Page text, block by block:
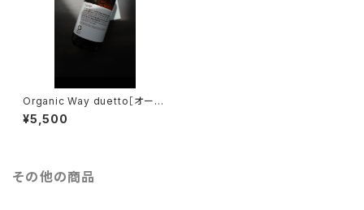
Organic Way duetto［オーガ
ニックウェイ・デュエット］
¥5,500
その他の商品